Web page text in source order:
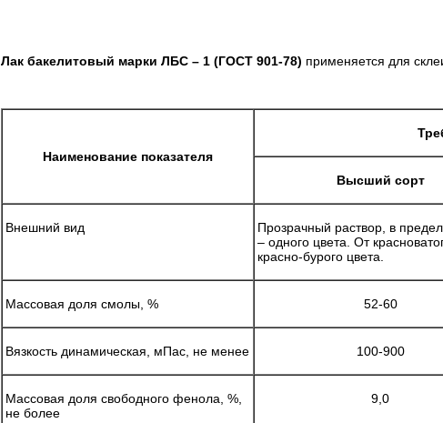
Лак бакелитовый марки ЛБС – 1 (ГОСТ 901-78) применяется для
Наименование показателя
Высший сорт
Внешний вид
Прозрачный раствор, в
– одного цвета. От
красно-бурого цвета.
Массовая доля смолы, % 52-60
Вязкость динамическая, мПас, не менее 100-900
Массовая доля свободного фенола, %,
не более
9,0